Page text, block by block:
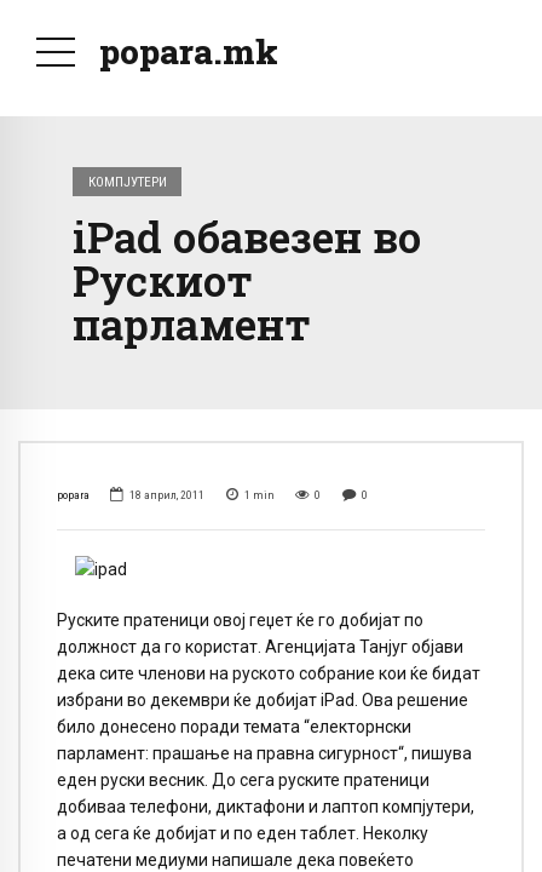
popara.mk
КОМПЈУТЕРИ
iPad обавезен во
Рускиот
парламент
popara 18 април, 2011 1 min 0 0
Руските пратеници овој геџет ќе го добијат по
должност да го користат. Агенцијата Танјуг објави
дека сите членови на руското собрание кои ќе бидат
избрани во декември ќе добијат iPad. Ова решение
било донесено поради темата “електорнски
парламент: прашање на правна сигурност“, пишува
еден руски весник. До сега руските пратеници
добиваа телефони, диктафони и лаптоп компјутери,
а од сега ќе добијат и по еден таблет. Неколку
печатени медиуми напишале дека повеќето